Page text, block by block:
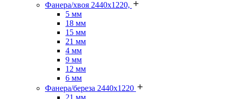
Фанера/хвоя 2440х1220,
5 мм
18 мм
15 мм
21 мм
4 мм
9 мм
12 мм
6 мм
Фанера/береза 2440х1220
21 мм